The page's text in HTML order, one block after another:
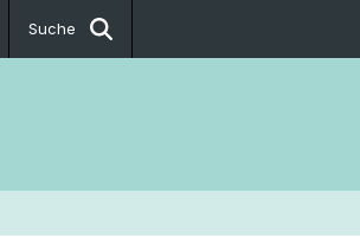
Suche